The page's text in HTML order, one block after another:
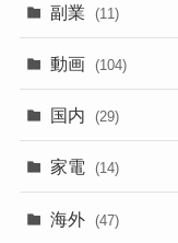
副業 (11)
動画 (104)
国内 (29)
家電 (14)
海外 (47)